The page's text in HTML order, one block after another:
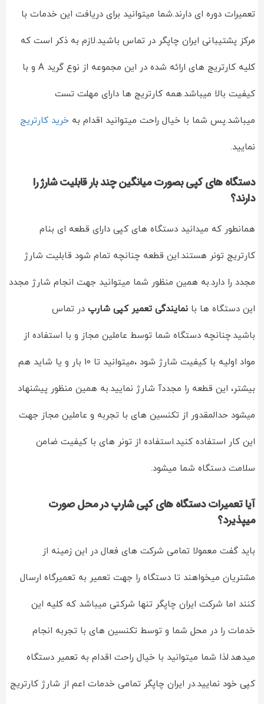
تعمیرات دوره ای دارند.شما میتوانید برای دریافت این خدمات با
مرکز پشتیبانی ایران چاپگر در تماس باشید.لازم به ذکر است که
کلیه کارتریج های ارائه شده در این مجموعه از نوع گرید A و با
کیفیت بالا میباشد.همه کارتریج ها دارای مهلت تست
میباشد.پس شما با خیال راحت میتوانید اقدام به خرید کارتریج
نمایید.
دستگاه های کپی بصورت میانگین چند بار قابلیت شارژ را
دارند؟
همانطور که میدانید دستگاه های کپی دارای قطعه ای بنام
کارتریج تونر هستند.این قطعه چنانچه تمام شود قابلیت شارژ
مجدد را دارد.به همین منظور شما میتوانید جهت انجام شارژ مجدد
این دستگاه ها با نمایندگی تعمیر کپی شارپ در تماس
باشید.چنانچه دستگاه شما توسط عاملین مجاز و با استفاده از
مواد اولیه با کیفیت شارژ شود ،میتوانید تا 10 بار و یا شاید هم
بیشتر، این قطعه را مجددآ شارژ نمایید.به همین منظور پیشنهاد
میشود حدالمقدور از تکنسین های با تجربه و عاملین مجاز جهت
این کار استفاده کنید.استفاده از تونر های با کیفیت ضامن
سلامت دستگاه شما میشود.
آیا تعمیرات دستگاه های کپی شارپ در محل صورت
میپذیرد؟
باید گفت معمولا تمامی شرکت های فعال در این زمینه از
مشتریان میخواهند تا دستگاه را جهت تعمیر به تعمیرگاه ارسال
کنند اما شرکت ایران چاپگر تنها شرکتی میباشد که کلیه این
خدمات را در محل شما و توسط تکنسین های با تجربه انجام
میدهد.لذا شما میتوانید با خیال راحت اقدام به تعمیر دستگاه
کپی خود نمایید.در ایران چاپگر تمامی خدمات اعم از شارژ کارتریج